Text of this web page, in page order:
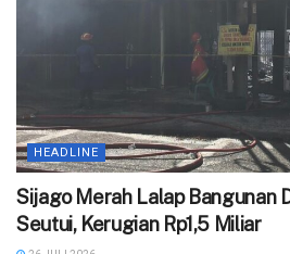
HEADLINE
Sijago Merah Lalap Bangunan
Seutui, Kerugian Rp1,5 Miliar